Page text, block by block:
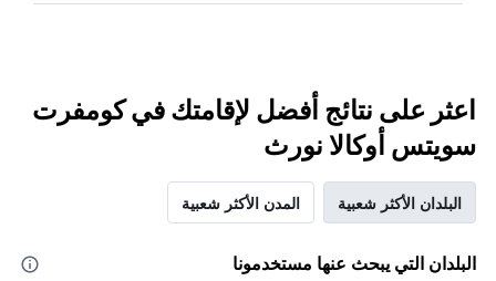
اعثر على نتائج أفضل لإقامتك في كومفرت
سويتس أوكالا نورث
البلدان الأكثر شعبية المدن الأكثر شعبية
البلدان التي يبحث عنها مستخدمونا